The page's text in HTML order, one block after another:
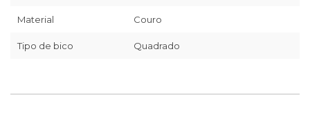
Material Couro
Tipo de bico Quadrado